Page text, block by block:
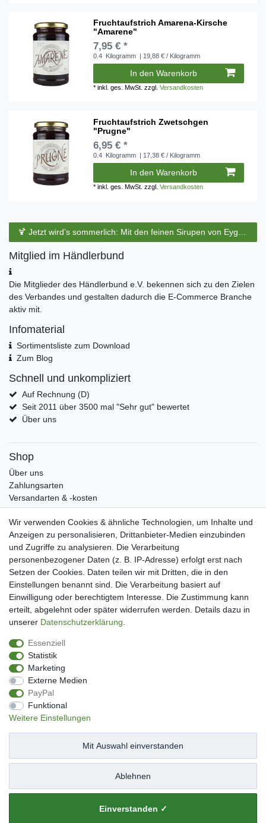
Fruchtaufstrich Amarena-Kirsche
"Amarene"
7,95 € *
0.4 Kilogramm | 19,88 € / Kilogramm
In den Warenkorb
*inkl. ges. MwSt. zzgl.Versandkosten
Fruchtaufstrich Zwetschgen
"Prugne"
6,95 € *
0.4 Kilogramm | 17,38 € / Kilogramm
In den Warenkorb
*inkl. ges. MwSt. zzgl.Versandkosten
🍹 Jetzt wird’s sommerlich: Mit den feinen Sirupen von Eyguebelle entstehen erfrischende Cocktails und köstliche Sommerdrinks.
Mitglied im Händlerbund
Die Mitglieder des Händlerbund e.V. bekennen sich zu den Zielen
des Verbandes und gestalten dadurch die E-Commerce Branche
aktiv mit.
Infomaterial
Sortimentsliste zum Download
Zum Blog
Schnell und unkompliziert
Auf Rechnung (D)
Seit 2011 über 3500 mal "Sehr gut" bewertet
Über uns
Shop
Über uns
Zahlungsarten
Versandarten & -kosten
Widerrufsrecht
Warenkorb
Zur Kasse
Mein Konto
Kundenkonto eröffnen
Im Kundenkonto anmelden
Wunschliste
Service
Datenschutzerklärung
AGB
Impressum
Facebook
Newsletter An & Abmeldung
Impressum Daten­schutz­erklärung
Wir verwenden Cookies & ähnliche Technologien, um Inhalte und
Anzeigen zu personalisieren, Drittanbieter-Medien einzubinden
und Zugriffe zu analysieren. Die Verarbeitung
personenbezogener Daten (z. B. IP-Adresse) erfolgt erst nach
Setzen der Cookies. Daten teilen wir mit Dritten, die in den
Einstellungen benannt sind. Die Verarbeitung basiert auf
Einwilligung oder berechtigtem Interesse. Die Zustimmung kann
erteilt, abgelehnt oder später widerrufen werden. Details dazu in
unserer Daten­schutz­erklärung
Essenziell
Statistik
Marketing
Externe Medien
PayPal
Funktional
Weitere Einstellungen
Einverstanden ✓
Ablehnen
Mit Auswahl einverstanden